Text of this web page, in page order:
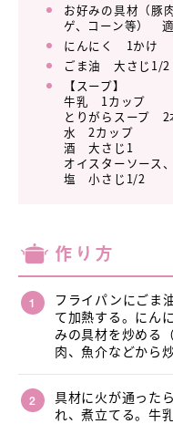
お好みの具材（豚
ゲ、コーン等）
にんにく 1かけ
ごま油 大さじ1/2
【スープ】
牛乳 1カップ
とりがらスープ 2
水 2カップ
酒 大さじ1
オイスターソース
塩 小さじ1/2
作り方
フライパンにごま
て加熱する。にん
みの具材を炒める
肉、魚介などから
具材に火が通った
れ、煮立てる。牛